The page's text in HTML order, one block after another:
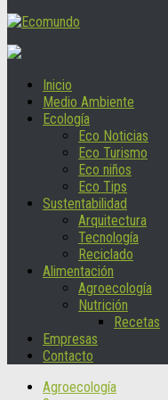
Inicio
Medio Ambiente
Ecología
Eco Noticias
Eco Turismo
Eco niños
Eco Tips
Sustentabilidad
Arquitectura
Tecnología
Reciclado
Alimentación
Agroecología
Nutrición
Recetas
Empresas
Contacto
Agroecología